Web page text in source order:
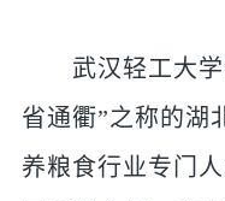
武汉轻工大学
省通衢”之称的湖
养粮食行业专门